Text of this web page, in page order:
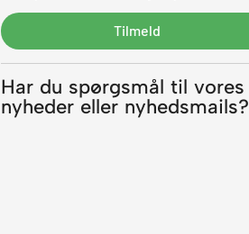
h
e
d
Tilmeld
Har du spørgsmål til vores
nyheder eller nyhedsmails?